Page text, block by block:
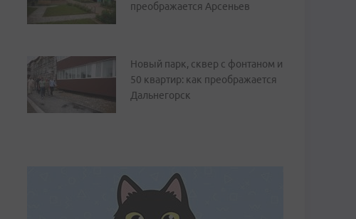
преображается Арсеньев
Новый парк, сквер с фонтаном и
50 квартир: как преображается
Дальнегорск